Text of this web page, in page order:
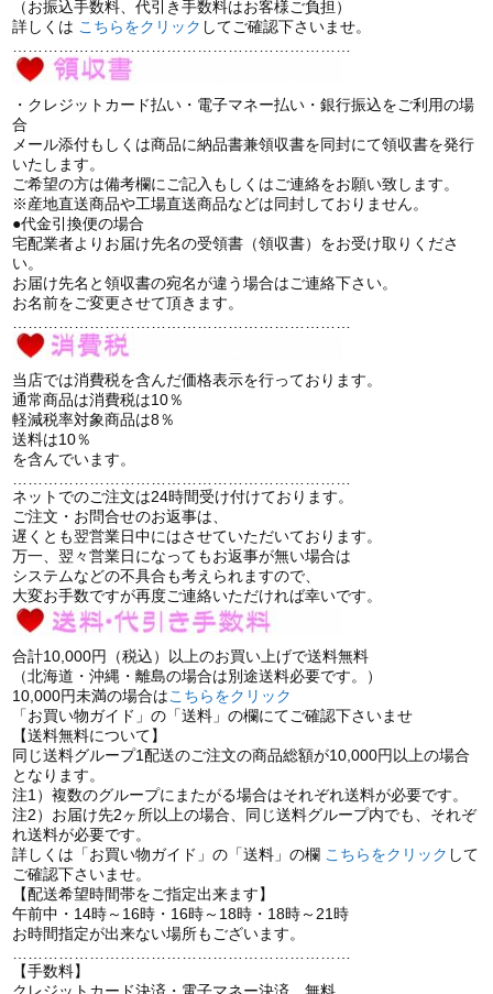
（お振込手数料、代引き手数料はお客様ご負担）
詳しくは こちらをクリック してご確認下さいませ。
・クレジットカード払い・電子マネー払い・銀行振込をご利用の場
合
メール添付もしくは商品に納品書兼領収書を同封にて領収書を発行
いたします。
ご希望の方は備考欄にご記入もしくはご連絡をお願い致します。
※産地直送商品や工場直送商品などは同封しておりません。
●代金引換便の場合
宅配業者よりお届け先名の受領書（領収書）をお受け取りくださ
い。
お届け先名と領収書の宛名が違う場合はご連絡下さい。
お名前をご変更させて頂きます。
当店では消費税を含んだ価格表示を行っております。
通常商品は消費税は10％
軽減税率対象商品は8％
送料は10％
を含んでいます。
ネットでのご注文は24時間受け付けております。
ご注文・お問合せのお返事は、
遅くとも翌営業日中にはさせていただいております。
万一、翌々営業日になってもお返事が無い場合は
システムなどの不具合も考えられますので、
大変お手数ですが再度ご連絡いただければ幸いです。
合計10,000円（税込）以上のお買い上げで送料無料
（北海道・沖縄・離島の場合は別途送料必要です。）
10,000円未満の場合はこちらをクリック
「お買い物ガイド」の「送料」の欄にてご確認下さいませ
【送料無料について】
同じ送料グループ1配送のご注文の商品総額が10,000円以上の場合
となります。
注1）複数のグループにまたがる場合はそれぞれ送料が必要です。
注2）お届け先2ヶ所以上の場合、同じ送料グループ内でも、それぞ
れ送料が必要です。
詳しくは「お買い物ガイド」の「送料」の欄 こちらをクリック して
ご確認下さいませ。
【配送希望時間帯をご指定出来ます】
午前中・14時～16時・16時～18時・18時～21時
お時間指定が出来ない場所もございます。
【手数料】